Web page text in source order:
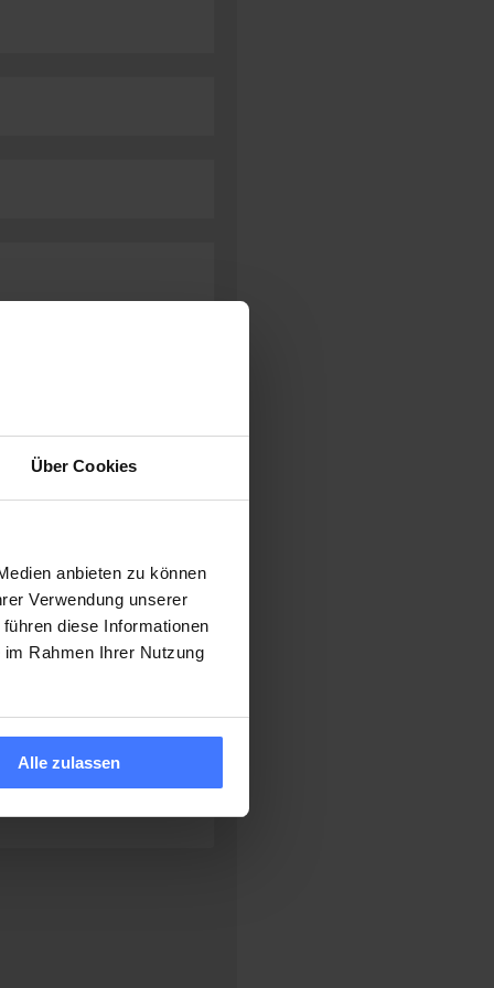
Über Cookies
anbieten zu können
Verwendung unserer
diese Informationen
Rahmen Ihrer Nutzung
Alle zulassen